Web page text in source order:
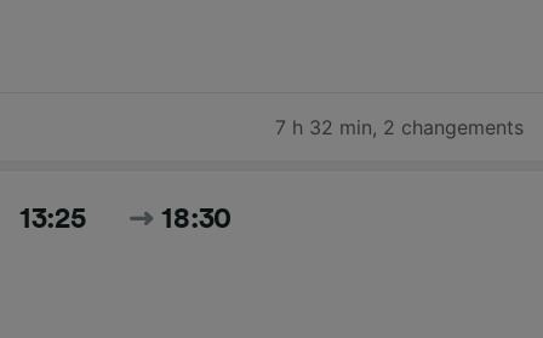
7 h 32 min, 2 changements
13:25 18:30